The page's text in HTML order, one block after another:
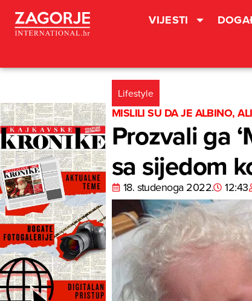
VIJESTI
Lifestyle
MISLILI SU DA JE ALBINO,
Prozvali ga
sa sijedom
18. studenoga 2022. 12:43